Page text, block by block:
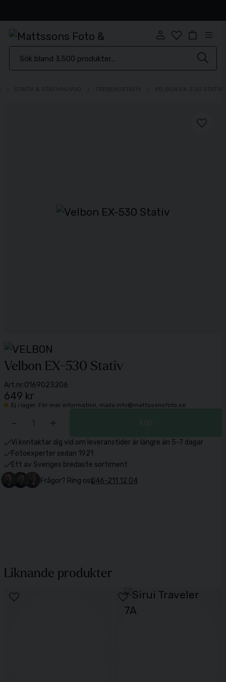
Velbon EX-530 Stativ
Art.nr:0169023206
649 kr
Ej i lager. För mer information, maila info@mattssonsfoto.se
- +
Vi kontaktar dig vid om leveranstider är längre än 5-7 dagar
Fotoexperter sedan 1921
Ett av Sveriges bredaste sortiment
Frågor? Ring oss046-211 12 04
Liknande produkter